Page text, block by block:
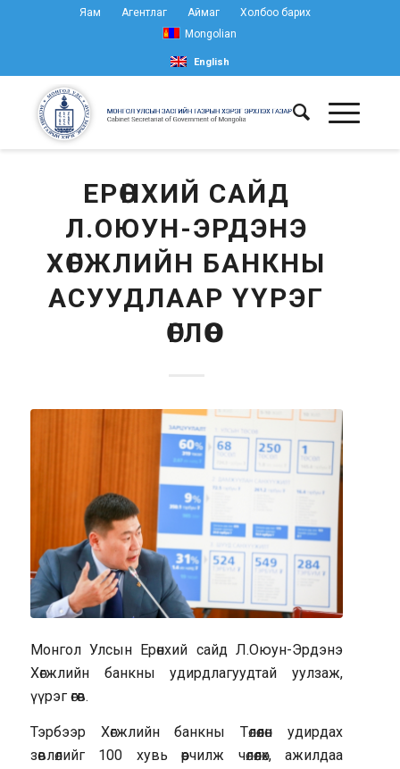
Яам Агентлаг Аймаг
Холбоо барих
Mongolian
English
ЕРӨНХИЙ САЙД
Л.ОЮУН-ЭРДЭНЭ
ХӨГЖЛИЙН БАНКНЫ
АСУУДЛААР ҮҮРЭГ
ӨГЛӨӨ
Монгол Улсын Ерөнхий сайд Л.Оюун-Эрдэнэ
Хөгжлийн банкны удирдлагуудтай уулзаж,
үүрэг өгөв.
Тэрбээр Хөгжлийн банкны Төлөөлөн удирдах
зөвлөлийг 100 хувь өөрчилж чөлөөлөх, ажилдаа